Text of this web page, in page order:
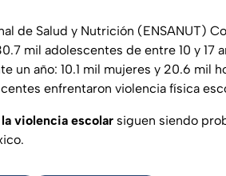
de Salud y Nutrición (ENSANUT)
mil adolescentes de entre 10 y 17
un año: 10.1 mil mujeres y 20.6 mil
enfrentaron violencia física
violencia escolar siguen siendo